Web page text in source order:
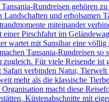
Rundreisen gehören
und erholsamen
miteinander
Pirschfahrt im
wartet mit Sansibar eine
Tansania-Rundreisen
Für viele Reisende
verbinden Natur,
mehr als die klassische
macht diese
Küstenabschnitte mit